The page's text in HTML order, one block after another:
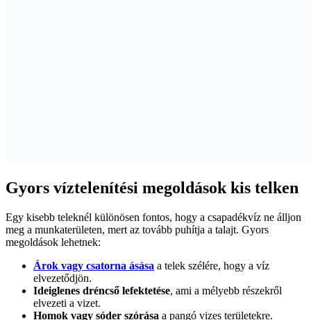
Gyors víztelenítési megoldások kis telken
Egy kisebb teleknél különösen fontos, hogy a csapadékvíz ne álljon
meg a munkaterületen, mert az tovább puhítja a talajt. Gyors
megoldások lehetnek:
Árok vagy csatorna ásása a telek szélére, hogy a víz
elvezetődjön.
Ideiglenes dréncső lefektetése, ami a mélyebb részekről
elvezeti a vizet.
Homok vagy sóder szórása a pangó vizes területekre.